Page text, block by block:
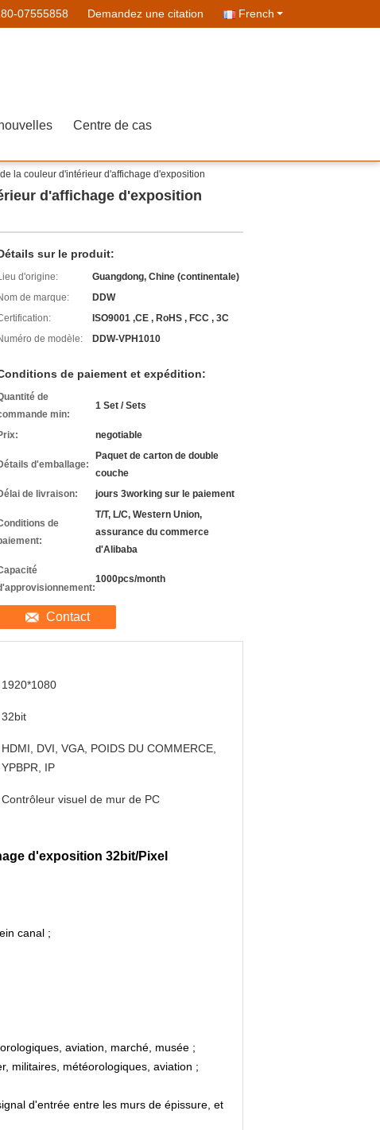
07555858 Demandez une citation French
Centre de cas
la couleur d'intérieur d'affichage d'exposition
d'affichage d'exposition
sur le produit:
d'origine:
Guangdong, Chine (continentale)
de marque:
DDW
ISO9001 ,CE , RoHS , FCC , 3C
de modèle:
DDW-VPH1010
de paiement et expédition:
de
min:
1 Set / Sets
negotiable
d'emballage:
Paquet de carton de double
couche
de livraison:
jours 3working sur le paiement
de
T/T, L/C, Western Union,
assurance du commerce
d'Alibaba
1000pcs/month
Contact
1920*1080
32bit
HDMI, DVI, VGA, POIDS DU COMMERCE,
YPBPR, IP
Contrôleur visuel de mur de PC
d'exposition 32bit/Pixel
canal ;
aviation, marché, musée ;
militaires, météorologiques, aviation ;
d'entrée entre les murs de épissure, et